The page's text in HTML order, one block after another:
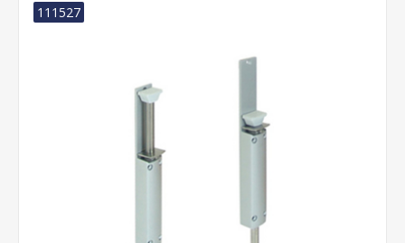
111527